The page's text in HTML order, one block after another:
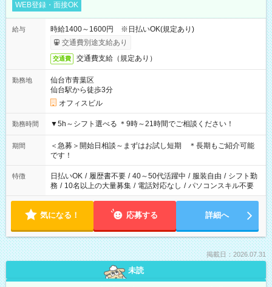
WEB登録・面接OK
給与
時給1400～1600円 ※日払いOK(規定あり)
交通費別途支給あり
交通費 交通費支給（規定あり）
勤務地
仙台市青葉区
仙台駅から徒歩3分
オフィスビル
勤務時間 ▼5h～シフト選べる ＊9時～21時間でご相談ください！
期間
＜急募＞開始日相談～まずはお試し短期 ＊長期もご紹介可能
です！
特徴 日払いOK / 履歴書不要 / 40～50代活躍中 / 服装自由 / シフト勤
務 / 10名以上の大量募集 / 電話対応なし / パソコンスキル不要
気になる！ 応募する 詳細へ
掲載日：2026.07.31
未読